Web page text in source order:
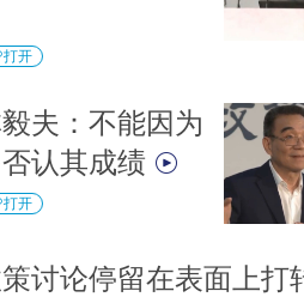
打开
夫：不能因为
认其成绩
打开
讨论停留在表面上打